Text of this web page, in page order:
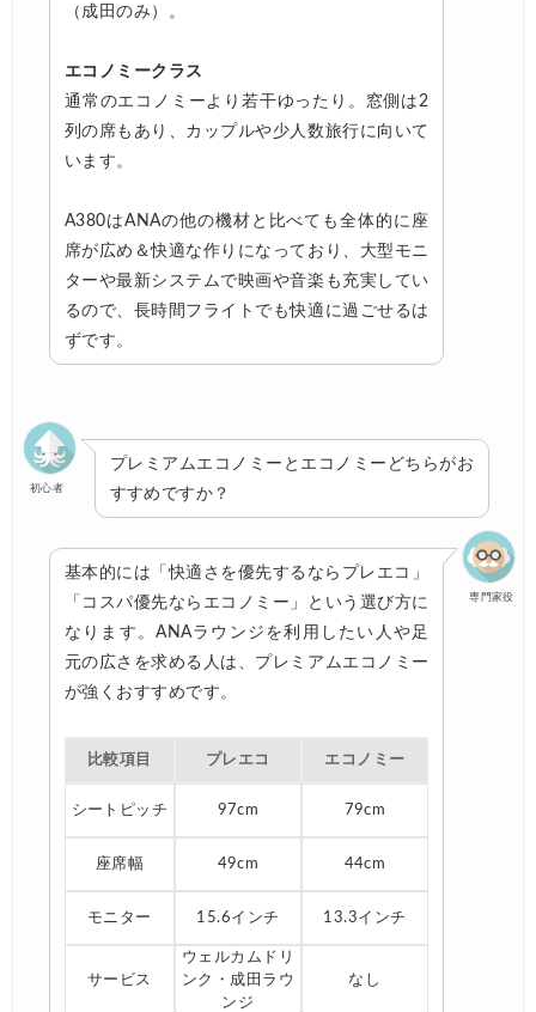
（成田のみ）。
エコノミークラス
通常のエコノミーより若干ゆったり。窓側は2
列の席もあり、カップルや少人数旅行に向いて
います。
A380はANAの他の機材と比べても全体的に座
席が広め＆快適な作りになっており、大型モニ
ターや最新システムで映画や音楽も充実してい
るので、長時間フライトでも快適に過ごせるは
ずです。
初心者
プレミアムエコノミーとエコノミーどちらがお
すすめですか？
専門家役
基本的には「快適さを優先するならプレエコ」
「コスパ優先ならエコノミー」という選び方に
なります。ANAラウンジを利用したい人や足
元の広さを求める人は、プレミアムエコノミー
が強くおすすめです。
比較項目 プレエコ エコノミー
シートピッチ 97cm 79cm
座席幅 49cm 44cm
モニター 15.6インチ 13.3インチ
サービス
ウェルカムドリ
ンク・成田ラウ
ンジ
なし